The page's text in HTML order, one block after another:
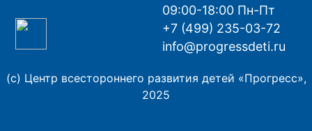
09:00-18:00 Пн-Пт
+7 (499) 235-03-72
info@progressdeti.ru
(с) Центр всестороннего развития детей «Прогресс»,
2025